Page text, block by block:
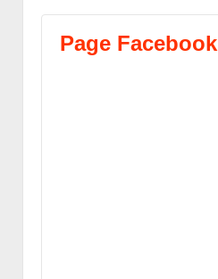
Page Facebook